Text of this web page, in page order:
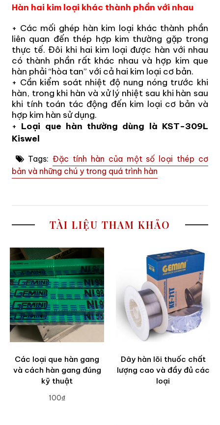
Hàn hai kim loại khác thành phần với nhau
+ Các mối ghép hàn kim loại khác thành phần
liên quan đến thép hợp kim thường gặp trong
thực tế. Đôi khi hai kim loại được hàn với nhau
có thành phần rất khác nhau và hợp kim que
hàn phải “hòa tan” với cả hai kim loại cơ bản.
+ Cần kiểm soát nhiệt độ nung nóng trước khi
hàn, trong khi hàn và xử lý nhiệt sau khi hàn sau
khi tính toán tác động đến kim loại cơ bản và
hợp kim hàn sử dụng.
+ Loại que hàn thường dùng là KST-309L
Kiswel
Tags: Đặc tính hàn của một số loại thép cơ
bản và những chú y trong quá trình hàn
TÀI LIỆU THAM KHẢO
Các loại que hàn gang
và cách hàn gang đúng
kỹ thuật
100₫
Dây hàn lõi thuốc chất
lượng cao và đầy đủ các
loại